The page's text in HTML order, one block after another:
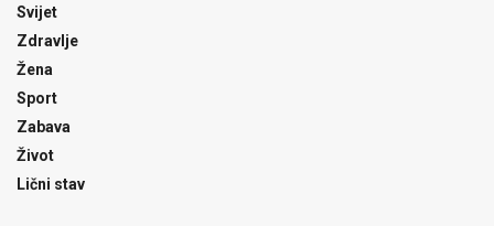
Svijet
Zdravlje
Žena
Sport
Zabava
Život
Lični stav